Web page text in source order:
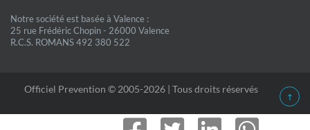
Notre société est basée à Valence :
25 rue Frédéric Chopin - 26000 Valence
R.C.S. ROMANS 492 380 522
Officiel Prevention © 2005-2026 | Tous droits réservés